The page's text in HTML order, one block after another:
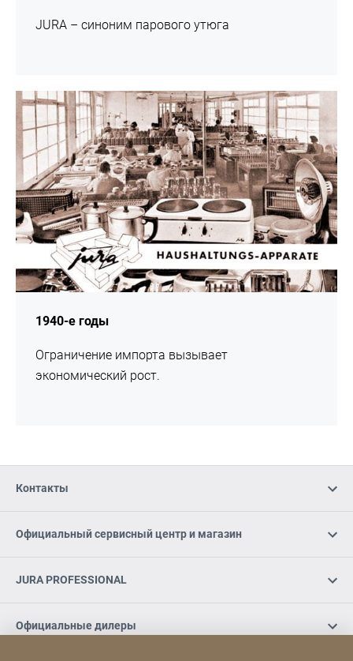
JURA – синоним парового утюга
1940-е годы
Ограничение импорта вызывает
экономический рост.
подробнее
Контакты
Официальный сервисный центр и магазин
JURA PROFESSIONAL
Официальные дилеры